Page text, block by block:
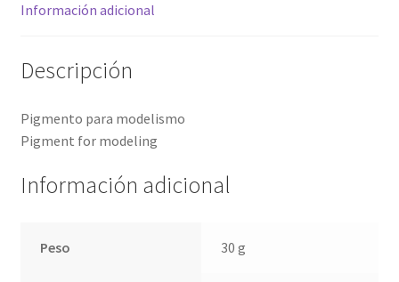
Información adicional
Descripción
Pigmento para modelismo
Pigment for modeling
Información adicional
Peso 30 g